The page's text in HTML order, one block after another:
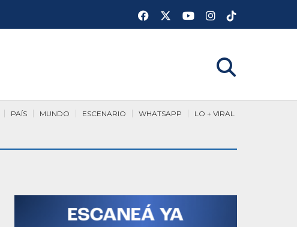
LO + VIRAL
WHATSAPP
ESCENARIO
MUNDO
PAÍS